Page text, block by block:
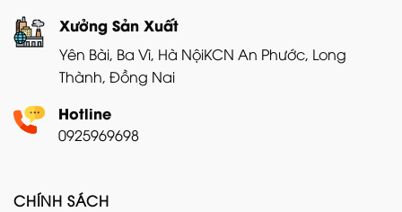
Xưởng Sản Xuất
Yên Bài, Ba Vì, Hà NộiKCN An Phước, Long
Thành, Đồng Nai
Hotline
0925969698
CHÍNH SÁCH